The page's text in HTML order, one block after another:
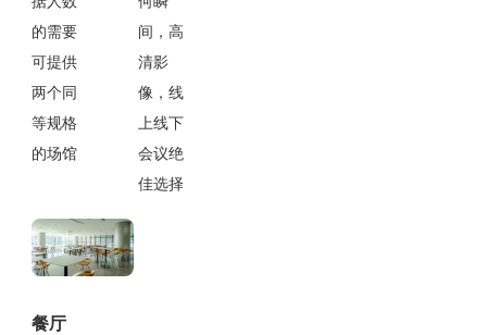
的需要
可提供
两个同
等规格
的场馆
间，高
清影
像，线
上线下
会议绝
佳选择
餐厅